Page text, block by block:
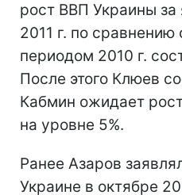
рост ВВП Украины
2011 г. по
периодом 2010 г.
После этого Клюев
Кабмин ожидает
на уровне 5%.
Ранее Азаров
Украине в октябре